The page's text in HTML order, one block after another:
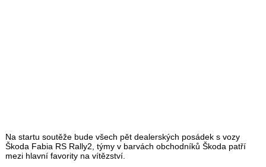
Na startu soutěže bude všech pět dealerských posádek s vozy
Škoda Fabia RS Rally2, týmy v barvách obchodníků Škoda patří
mezi hlavní favority na vítězství.